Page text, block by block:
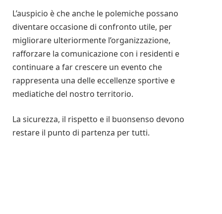
L’auspicio è che anche le polemiche possano
diventare occasione di confronto utile, per
migliorare ulteriormente l’organizzazione,
rafforzare la comunicazione con i residenti e
continuare a far crescere un evento che
rappresenta una delle eccellenze sportive e
mediatiche del nostro territorio.
La sicurezza, il rispetto e il buonsenso devono
restare il punto di partenza per tutti.